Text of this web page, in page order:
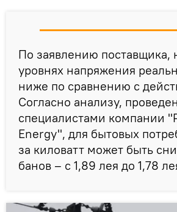
По заявлению поставщика,
уровнях напряжения
ниже по сравнению с
Согласно анализу,
специалистами компании
Energy", для бытовых
за киловатт может быть
банов – с 1,89 лея до 1,78